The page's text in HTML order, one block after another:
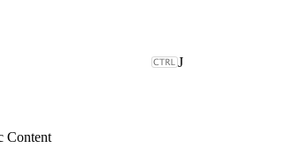
J
Content